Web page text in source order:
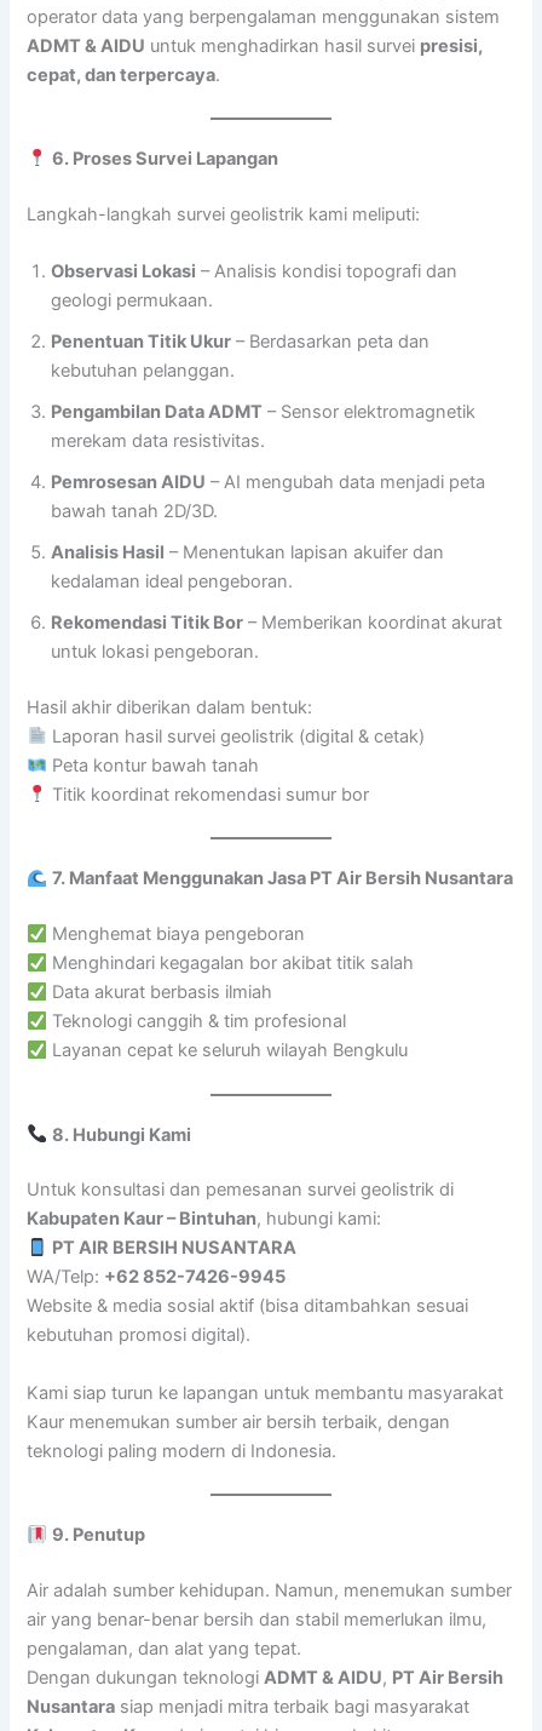
operator data yang berpengalaman menggunakan sistem
ADMT & AIDU untuk menghadirkan hasil survei presisi,
cepat, dan terpercaya.
6. Proses Survei Lapangan
Langkah-langkah survei geolistrik kami meliputi:
Observasi Lokasi – Analisis kondisi topografi dan
geologi permukaan.
Penentuan Titik Ukur – Berdasarkan peta dan
kebutuhan pelanggan.
Pengambilan Data ADMT – Sensor elektromagnetik
merekam data resistivitas.
Pemrosesan AIDU – AI mengubah data menjadi peta
bawah tanah 2D/3D.
Analisis Hasil – Menentukan lapisan akuifer dan
kedalaman ideal pengeboran.
Rekomendasi Titik Bor – Memberikan koordinat akurat
untuk lokasi pengeboran.
Hasil akhir diberikan dalam bentuk:
Laporan hasil survei geolistrik (digital & cetak)
Peta kontur bawah tanah
Titik koordinat rekomendasi sumur bor
7. Manfaat Menggunakan Jasa PT Air Bersih Nusantara
Menghemat biaya pengeboran
Menghindari kegagalan bor akibat titik salah
Data akurat berbasis ilmiah
Teknologi canggih & tim profesional
Layanan cepat ke seluruh wilayah Bengkulu
8. Hubungi Kami
Untuk konsultasi dan pemesanan survei geolistrik di
Kabupaten Kaur – Bintuhan, hubungi kami:
PT AIR BERSIH NUSANTARA
WA/Telp: +62 852-7426-9945
Website & media sosial aktif (bisa ditambahkan sesuai
kebutuhan promosi digital).
Kami siap turun ke lapangan untuk membantu masyarakat
Kaur menemukan sumber air bersih terbaik, dengan
teknologi paling modern di Indonesia.
9. Penutup
Air adalah sumber kehidupan. Namun, menemukan sumber
air yang benar-benar bersih dan stabil memerlukan ilmu,
pengalaman, dan alat yang tepat.
Dengan dukungan teknologiADMT & AIDU, PT Air Bersih
Nusantara siap menjadi mitra terbaik bagi masyarakat